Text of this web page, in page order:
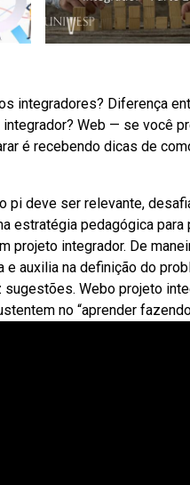
integradores? Diferença
Web — se você
é recebendo dicas de
pi deve ser relevante,
estratégia pedagógica
projeto integrador. De
e auxilia na definição do
Webo projeto
no “aprender